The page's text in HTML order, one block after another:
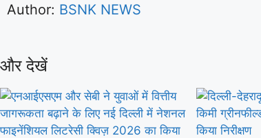
Author: BSNK NEWS
और देखें